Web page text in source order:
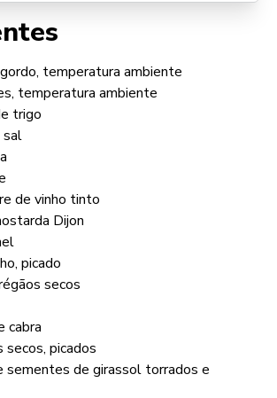
temperatura ambiente
temperatura ambiente
trigo
sal
de vinho tinto
Dijon
picado
secos
cabra
picados
sementes de girassol torrados e